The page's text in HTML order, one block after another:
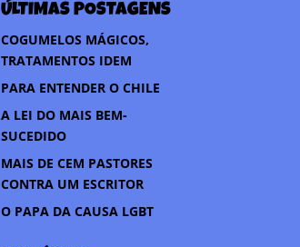
ÚLTIMAS POSTAGENS
COGUMELOS MÁGICOS,
TRATAMENTOS IDEM
PARA ENTENDER O CHILE
A LEI DO MAIS BEM-
SUCEDIDO
MAIS DE CEM PASTORES
CONTRA UM ESCRITOR
O PAPA DA CAUSA LGBT